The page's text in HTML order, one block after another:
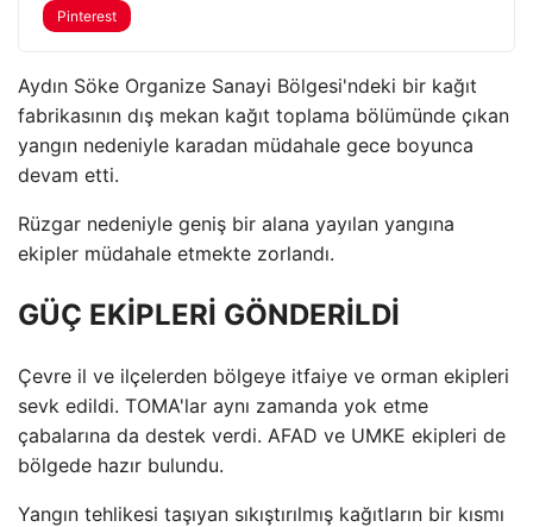
Pinterest
Aydın Söke Organize Sanayi Bölgesi'ndeki bir kağıt
fabrikasının dış mekan kağıt toplama bölümünde çıkan
yangın nedeniyle karadan müdahale gece boyunca
devam etti.
Rüzgar nedeniyle geniş bir alana yayılan yangına
ekipler müdahale etmekte zorlandı.
GÜÇ EKİPLERİ GÖNDERİLDİ
Çevre il ve ilçelerden bölgeye itfaiye ve orman ekipleri
sevk edildi. TOMA'lar aynı zamanda yok etme
çabalarına da destek verdi. AFAD ve UMKE ekipleri de
bölgede hazır bulundu.
Yangın tehlikesi taşıyan sıkıştırılmış kağıtların bir kısmı